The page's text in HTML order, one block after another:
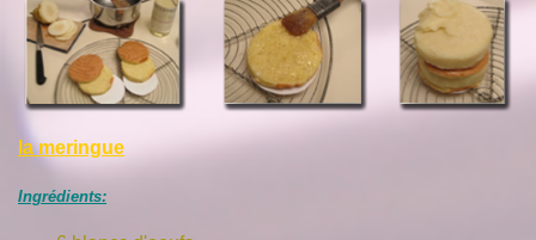
la meringue
Ingrédients: